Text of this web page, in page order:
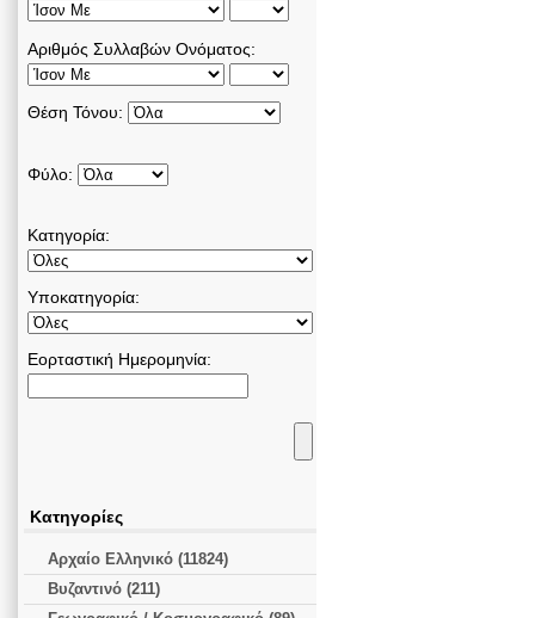
Αριθμός Συλλαβών Ονόματος:
Θέση Τόνου:
Φύλο:
Κατηγορία:
Υποκατηγορία:
Εορταστική Ημερομηνία:
Κατηγορίες
Αρχαίο Ελληνικό (11824)
Βυζαντινό (211)